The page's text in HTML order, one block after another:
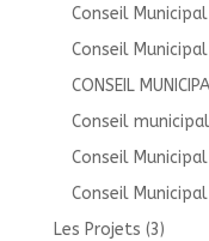
Conseil
Conseil
CONSEIL
Conseil
Conseil
Conseil
Les Projets (3)